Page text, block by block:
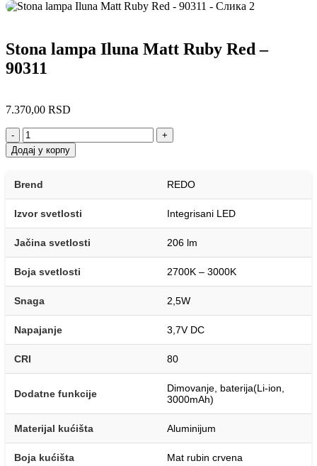
Stona lampa Iluna Matt Ruby Red –
90311
7.370,00 RSD
-
+
Додај у корпу
Brend REDO
Izvor svetlosti Integrisani LED
Jačina svetlosti 206 lm
Boja svetlosti 2700K – 3000K
Snaga 2,5W
Napajanje 3,7V DC
CRI 80
Dodatne funkcije
Dimovanje, baterija(Li-ion,
3000mAh)
Materijal kućišta Aluminijum
Boja kućišta Mat rubin crvena